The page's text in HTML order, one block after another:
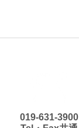
019-631-3900